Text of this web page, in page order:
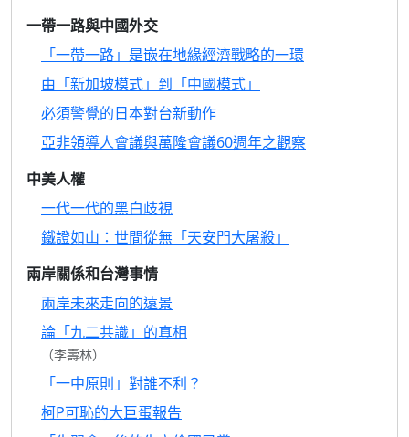
一帶一路與中國外交
「一帶一路」是嵌在地緣經濟戰略的一環
由「新加坡模式」到「中國模式」
必須警覺的日本對台新動作
亞非領導人會議與萬隆會議60週年之觀察
中美人權
一代一代的黑白歧視
鐵證如山：世間從無「天安門大屠殺」
兩岸關係和台灣事情
兩岸未來走向的遠景
論「九二共識」的真相
（李壽林）
「一中原則」對誰不利？
柯P可恥的大巨蛋報告